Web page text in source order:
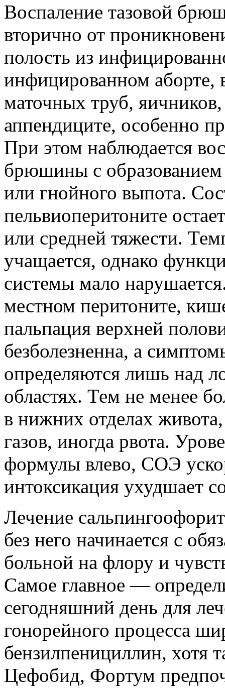
Воспаление тазовой
вторично от
полость из
инфицированном аборте,
маточных труб,
аппендиците, особенно
При этом наблюдается
брюшины с образованием
или гнойного выпота.
пельвиоперитоните
или средней тяжести.
учащается, однако
системы мало
местном перитоните,
пальпация верхней
безболезненна, а
определяются лишь над
областях. Тем не менее
в нижних отделах
газов, иногда рвота.
формулы влево, СОЭ
интоксикация ухудшает
Лечение
без него начинается с
больной на флору и
Самое главное —
сегодняшний день для
гонорейного процесса
бензилпенициллин, хотя
Цефобид, Фортум